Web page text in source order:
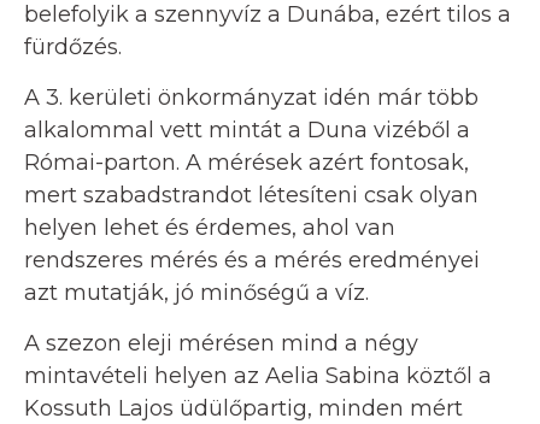
belefolyik a szennyvíz a Dunába, ezért tilos a
fürdőzés.
A 3. kerületi önkormányzat idén már több
alkalommal vett mintát a Duna vizéből a
Római-parton. A mérések azért fontosak,
mert szabadstrandot létesíteni csak olyan
helyen lehet és érdemes, ahol van
rendszeres mérés és a mérés eredményei
azt mutatják, jó minőségű a víz.
A szezon eleji mérésen mind a négy
mintavételi helyen az Aelia Sabina köztől a
Kossuth Lajos üdülőpartig, minden mért